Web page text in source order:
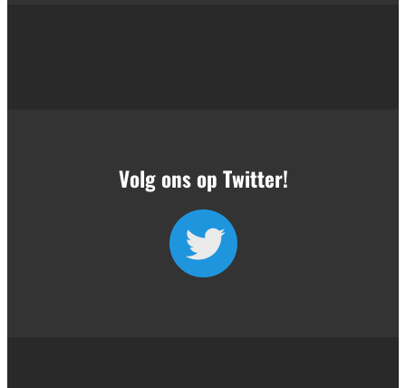
Volg ons op Twitter!